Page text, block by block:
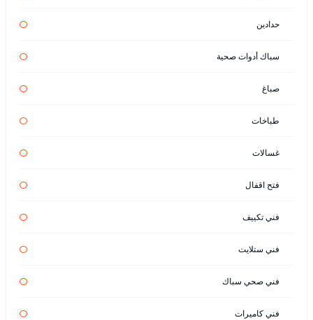
حدادين
سباك أدوات صحية
صباغ
طباخات
غسالات
فتح اقفال
فني تكييف
فني ستلايت
فني صحي سباك
فني كاميرات